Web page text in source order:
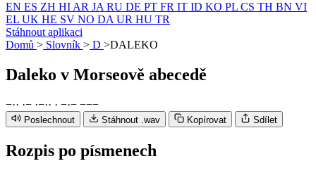
EN ES ZH HI AR JA RU DE PT FR IT ID KO PL CS TH BN VI
EL UK HE SV NO DA UR HU TR
Stáhnout aplikaci
Domů > Slovník > D >DALEKO
Daleko v Morseově abecedě
−·· ·− ·−·· · −·− −−−
Poslechnout Stáhnout .wav Kopírovat Sdílet
Rozpis po písmenech